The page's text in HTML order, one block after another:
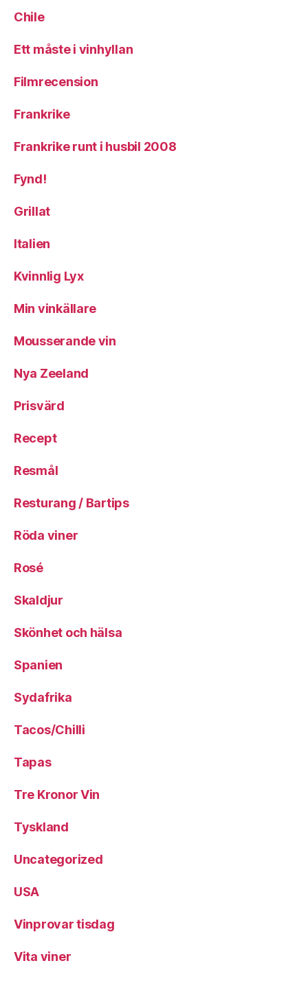
Chile
Ett måste i vinhyllan
Filmrecension
Frankrike
Frankrike runt i husbil 2008
Fynd!
Grillat
Italien
Kvinnlig Lyx
Min vinkällare
Mousserande vin
Nya Zeeland
Prisvärd
Recept
Resmål
Resturang / Bartips
Röda viner
Rosé
Skaldjur
Skönhet och hälsa
Spanien
Sydafrika
Tacos/Chilli
Tapas
Tre Kronor Vin
Tyskland
Uncategorized
USA
Vinprovar tisdag
Vita viner